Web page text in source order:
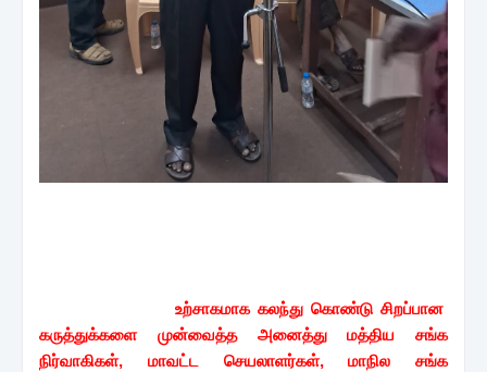
உற்சாகமாக கலந்து கொண்டு சிறப்பான
கருத்துக்களை முன்வைத்த அனைத்து மத்திய சங்க
நிர்வாகிகள், மாவட்ட செயலாளர்கள், மாநில சங்க